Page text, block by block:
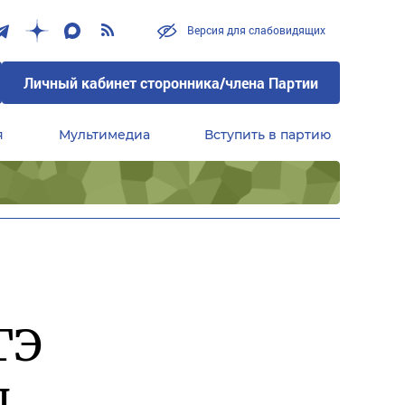
Версия для слабовидящих
Личный кабинет сторонника/члена Партии
Мультимедиа Вступить в партию